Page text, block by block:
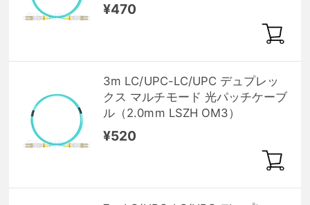
¥470
3m LC/UPC-LC/UPC デュプレッ
クス マルチモード 光パッチケーブ
ル（2.0mm LSZH OM3）
¥520